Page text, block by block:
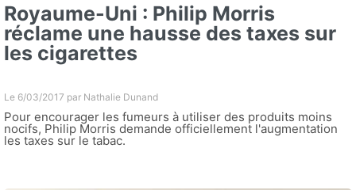
Royaume-Uni : Philip Morris
réclame une hausse des taxes sur
les cigarettes
Le 6/03/2017 par Nathalie Dunand
Pour encourager les fumeurs à utiliser des produits moins
nocifs, Philip Morris demande officiellement l'augmentation
les taxes sur le tabac.